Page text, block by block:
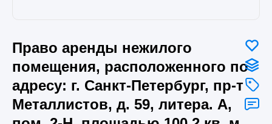
Право аренды нежилого
помещения, расположенного по
адресу: г. Санкт-Петербург, пр-т
Металлистов, д. 59, литера. А,